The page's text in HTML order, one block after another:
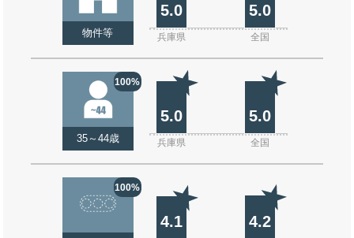
物件等
5.0 5.0
兵庫県 全国
100%
35～44歳
5.0 5.0
兵庫県 全国
100%
4.1 4.2